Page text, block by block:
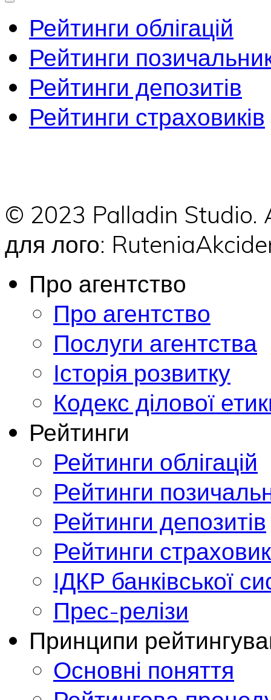
Рейтинги облігацій
Рейтинги
Рейтинги депозитів
Рейтинги страховиків
© 2023 Palladin
для лого:
Про агентство
Про агентство
Послуги агентства
Історія розвитку
Кодекс ділової
Рейтинги
Рейтинги облігацій
Рейтинги
Рейтинги депозитів
Рейтинги
ІДКР банківської
Прес-релізи
Принципи
Основні поняття